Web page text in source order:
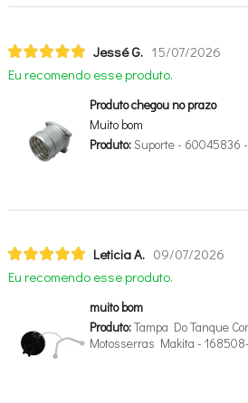
Jessé G. 15/07/2026
Eu recomendo esse produto.
Produto chegou no prazo
Muito bom
Produto:Suporte - 60045836 -
Leticia A. 09/07/2026
Eu recomendo esse produto.
muito bom
Produto:Tampa Do Tanque
Motosserras Makita -